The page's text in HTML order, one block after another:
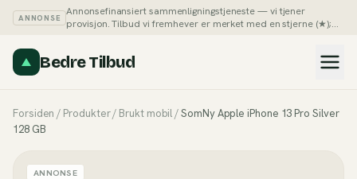
ANNONSE
Annonsefinansiert sammenligningstjeneste — vi tjener
provisjon. Tilbud vi fremhever er merket med en stjerne (★);
Bedre Tilbud
Forsiden / Produkter/ Brukt mobil/SomNy Apple iPhone 13 Pro Silver
128 GB
ANNONSE